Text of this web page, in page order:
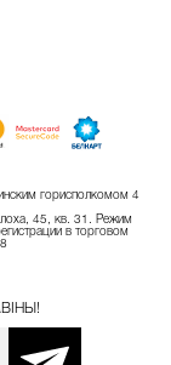
горисполкомом 4
45, кв. 31. Режим
в торговом